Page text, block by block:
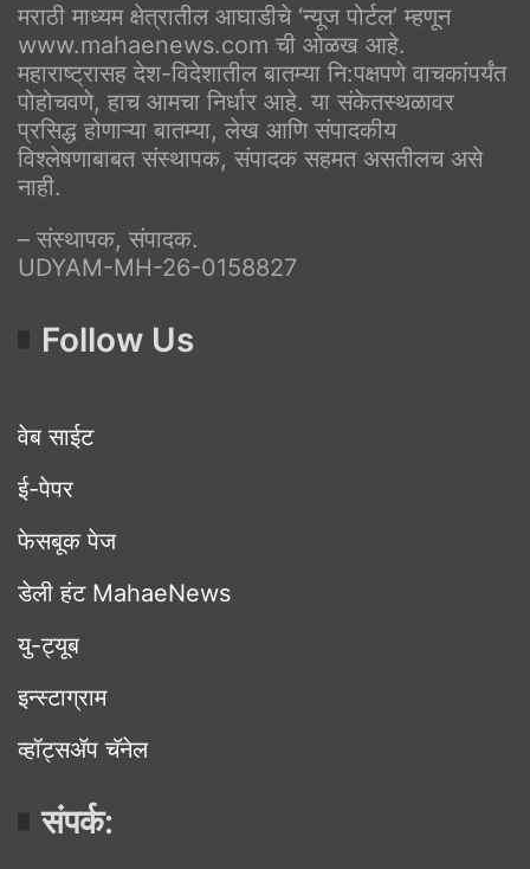
मराठी माध्यम क्षेत्रातील आघाडीचे ‘न्यूज पोर्टल’ म्हणून
www.mahaenews.com ची ओळख आहे.
महाराष्ट्रासह देश-विदेशातील बातम्या नि:पक्षपणे वाचकांपर्यंत
पोहोचवणे, हाच आमचा निर्धार आहे. या संकेतस्थळावर
प्रसिद्ध होणाऱ्या बातम्या, लेख आणि संपादकीय
विश्लेषणाबाबत संस्थापक, संपादक सहमत असतीलच असे
नाही.
– संस्थापक, संपादक.
UDYAM-MH-26-0158827
Follow Us
वेब साईट
ई-पेपर
फेसबूक पेज
डेली हंट MahaeNews
यु-ट्यूब
इन्स्टाग्राम
व्हॉट्सॲप चॅनेल
संपर्क: